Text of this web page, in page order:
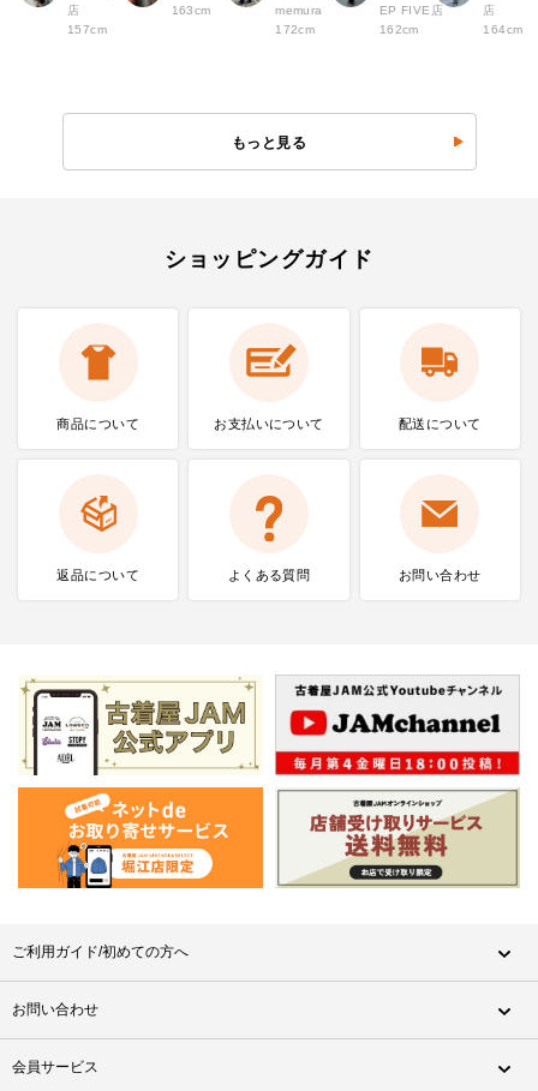
店
157cm
163cm
memura
172cm
EP FIVE店
162cm
店
164cm
もっと見る
ショッピングガイド
商品について お支払いについて 配送について
返品について よくある質問 お問い合わせ
ご利用ガイド/初めての方へ
お問い合わせ
会員サービス